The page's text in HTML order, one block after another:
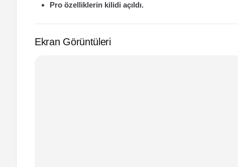
Pro özelliklerin kilidi açıldı.
Ekran Görüntüleri